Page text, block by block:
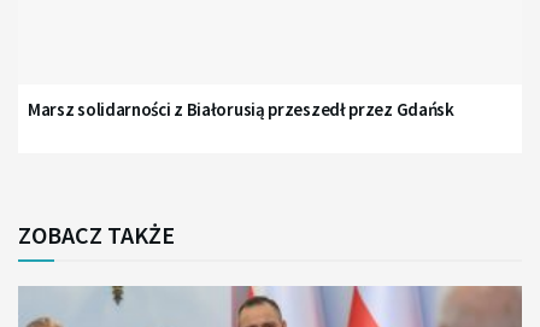
Marsz solidarności z Białorusią przeszedł przez Gdańsk
ZOBACZ TAKŻE